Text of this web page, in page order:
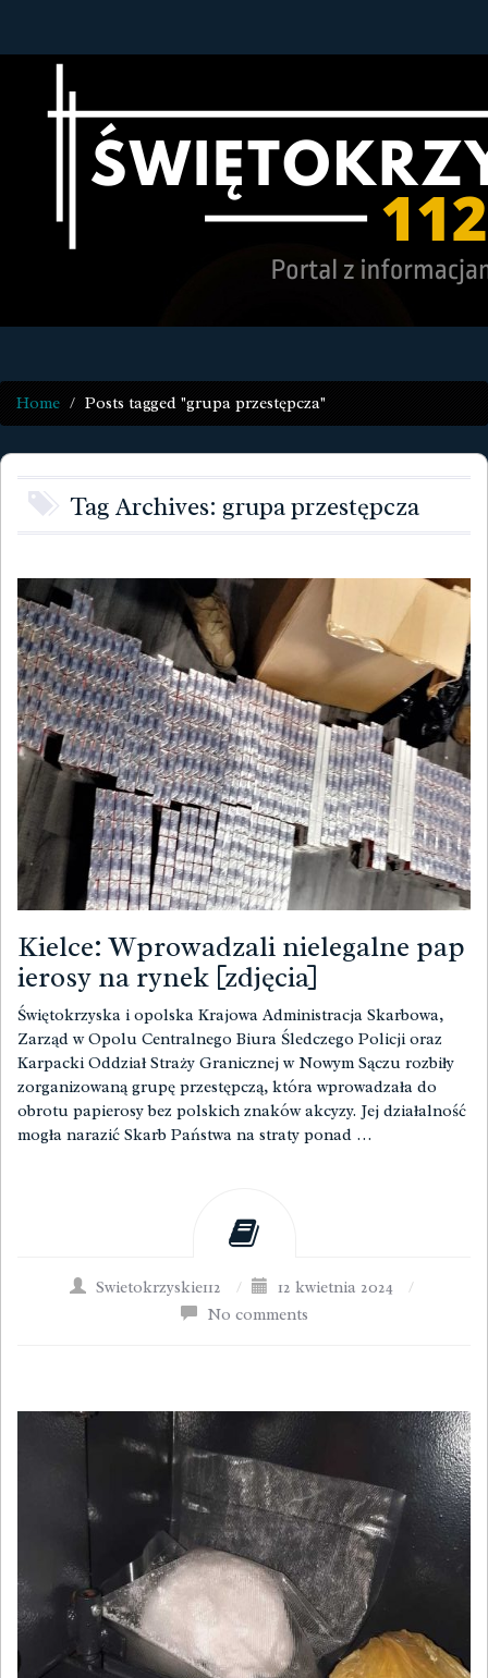
Home Posts tagged "grupa przestępcza"
Tag Archives: grupa przestępcza
Kielce: Wprowadzali nielegalne pap
ierosy na rynek [zdjęcia]
Świętokrzyska i opolska Krajowa Administracja Skarbowa,
Zarząd w Opolu Centralnego Biura Śledczego Policji oraz
Karpacki Oddział Straży Granicznej w Nowym Sączu rozbiły
zorganizowaną grupę przestępczą, która wprowadzała do
obrotu papierosy bez polskich znaków akcyzy. Jej działalność
mogła narazić Skarb Państwa na straty ponad …
Swietokrzyskie112 / 12 kwietnia 2024
/
No comments